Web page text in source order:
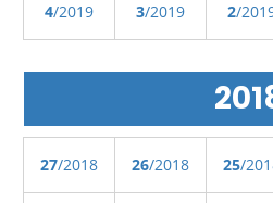
4/2019 3/2019 2/
27/2018 26/2018 25/